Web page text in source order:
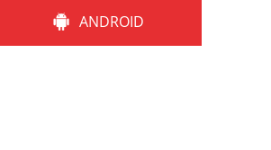
ANDROID